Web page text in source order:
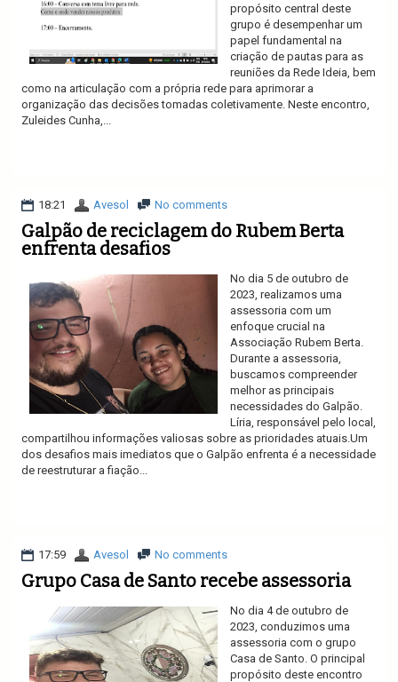
propósito central deste
grupo é desempenhar um
papel fundamental na
criação de pautas para as
reuniões da Rede Ideia, bem
como na articulação com a própria rede para aprimorar a
organização das decisões tomadas coletivamente. Neste encontro,
Zuleides Cunha,...
18:21 Avesol No comments
Galpão de reciclagem do Rubem Berta
enfrenta desafios
No dia 5 de outubro de
2023, realizamos uma
assessoria com um
enfoque crucial na
Associação Rubem Berta.
Durante a assessoria,
buscamos compreender
melhor as principais
necessidades do Galpão.
Líria, responsável pelo local,
compartilhou informações valiosas sobre as prioridades atuais.Um
dos desafios mais imediatos que o Galpão enfrenta é a necessidade
de reestruturar a fiação...
17:59 Avesol No comments
Grupo Casa de Santo recebe assessoria
No dia 4 de outubro de
2023, conduzimos uma
assessoria com o grupo
Casa de Santo. O principal
propósito deste encontro